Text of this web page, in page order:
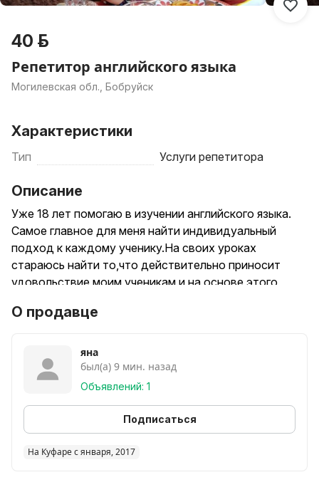
40 р.
Репетитор английского языка
Могилевская обл., Бобруйск
Характеристики
Тип Услуги репетитора
Описание
Уже 18 лет помогаю в изучении английского языка.
Самое главное для меня найти индивидуальный
подход к каждому ученику.На своих уроках
стараюсь найти то,что действительно приносит
удовольствие моим ученикам и на основе этого
познании этого замечательного языка.
Стоимость 1 часа занятия 35 руб
УНП МА6350847
О продавце
яна
был(а) 9 мин. назад
Объявлений: 1
Подписаться
На Куфаре с января, 2017